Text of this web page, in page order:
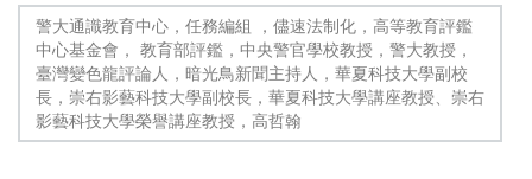
警大通識教育中心，任務編組 ，儘速法制化，高等教育評鑑
中心基金會， 教育部評鑑，中央警官學校教授，警大教授，
臺灣變色龍評論人，暗光鳥新聞主持人，華夏科技大學副校
長，崇右影藝科技大學副校長，華夏科技大學講座教授、崇右
影藝科技大學榮譽講座教授，高哲翰